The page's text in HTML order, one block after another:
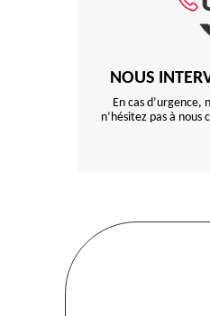
NOUS
En cas d’urgence,
n’hésitez pas à